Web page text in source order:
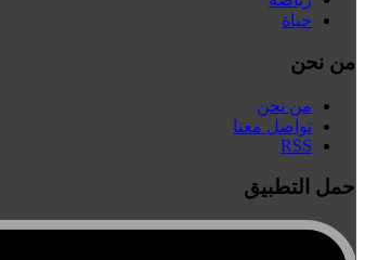
حياة
من نحن
من نحن
تواصل معنا
RSS
حمل التطبيق